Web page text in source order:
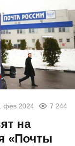
фев 2024 7 244
на
«Почты